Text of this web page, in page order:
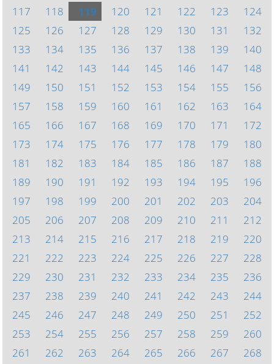
117
118 119 120 121 122 123
124
125
126 127 128 129 130 131
132
133
134 135 136 137 138 139
140
141
142 143 144 145 146 147
148
149
150 151 152 153 154 155
156
157
158 159 160 161 162 163
164
165
166 167 168 169 170 171
172
173
174 175 176 177 178 179
180
181
182 183 184 185 186 187
188
189
190 191 192 193 194 195
196
197
198 199 200 201 202 203
204
205
206 207 208 209 210 211
212
213
214 215 216 217 218 219
220
221
222 223 224 225 226 227
228
229
230 231 232 233 234 235
236
237
238 239 240 241 242 243
244
245
246 247 248 249 250 251
252
253
254 255 256 257 258 259
260
261
262 263 264 265 266 267
268